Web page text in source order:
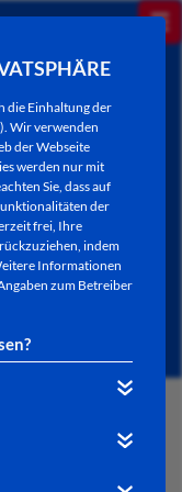
die Einhaltung der
Wir verwenden
der Webseite
werden nur mit
Sie, dass auf
der
frei, Ihre
indem
Informationen
zum Betreiber